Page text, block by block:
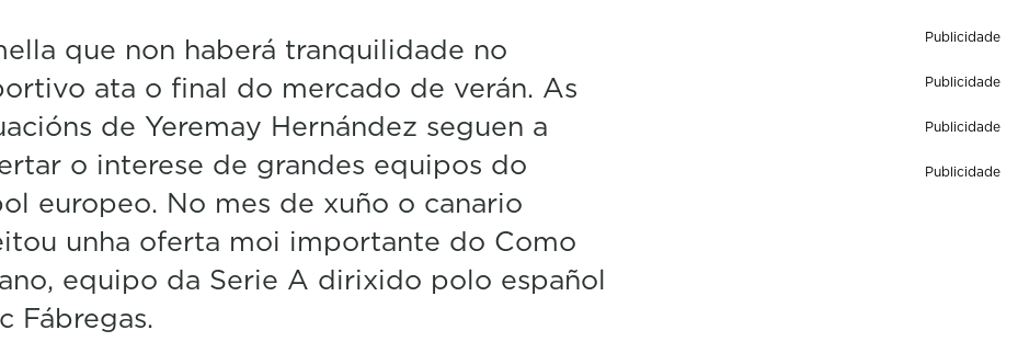
s
o
2
1
s
c
n
d
s
que non haberá tranquilidade no
ata o final do mercado de verán. As
de Yeremay Hernández seguen a
o interese de grandes equipos do
europeo. No mes de xuño o canario
unha oferta moi importante do Como
equipo da Serie A dirixido polo español
Fábregas.
Publicidade
Publicidade
Publicidade
Publicidade